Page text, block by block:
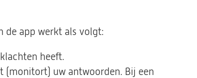
de app werkt als volgt:
heeft.
(monitort) uw antwoorden. Bij een